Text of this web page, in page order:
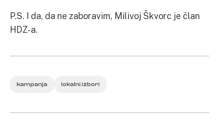
P.S. I da, da ne zaboravim, Milivoj Škvorc je član
HDZ-a.
kampanja lokalni izbori